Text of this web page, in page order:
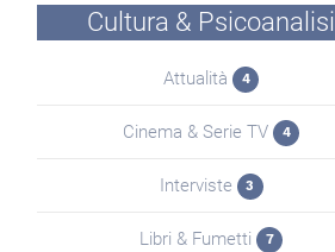
Cultura & Psicoanalisi
Attualità 4
Cinema & Serie TV 4
Interviste 3
Libri & Fumetti 7